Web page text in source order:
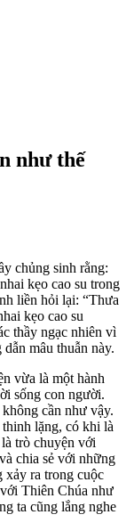
như thế
chủng sinh rằng:
kẹo cao su trong
liền hỏi lại: “Thưa
kẹo cao su
thầy ngạc nhiên vì
mâu thuẫn này.
vừa là một hành
sống con người.
cần như vậy.
lặng, có khi là
trò chuyện với
chia sẻ với những
xảy ra trong cuộc
Thiên Chúa như
ta cũng lắng nghe